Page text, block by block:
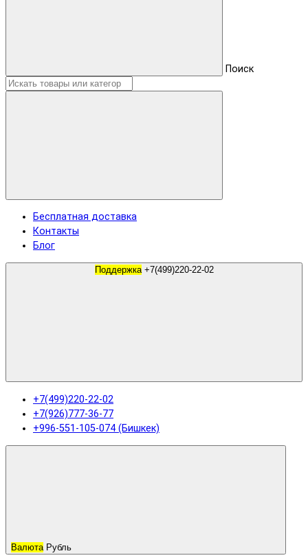
Поиск
Бесплатная доставка
Контакты
Блог
Поддержка +7(499)220-22-02
+7(499)220-22-02
+7(926)777-36-77
+996-551-105-074 (Бишкек)
Валюта Рубль